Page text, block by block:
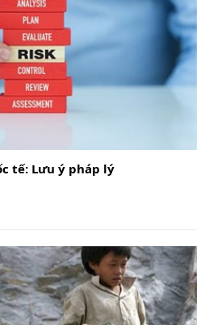
tế: Lưu ý pháp lý